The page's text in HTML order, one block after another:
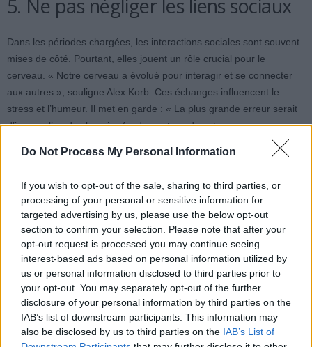
Do Not Process My Personal Information
If you wish to opt-out of the sale, sharing to third parties, or
processing of your personal or sensitive information for
targeted advertising by us, please use the below opt-out
section to confirm your selection. Please note that after your
opt-out request is processed you may continue seeing
interest-based ads based on personal information utilized by
us or personal information disclosed to third parties prior to
your opt-out. You may separately opt-out of the further
disclosure of your personal information by third parties on the
IAB’s list of downstream participants. This information may
also be disclosed by us to third parties on the IAB’s List of
5. Ne pas négliger les liens sociaux
Dans les périodes chargées, les interactions sociales sont souvent
mises de côté. Pourtant, elles jouent un rôle crucial pour le
cerveau. « Notre cerveau a évolué pour interagir et se connecter
aux autres », souligne Alex Korb. Ces échanges influencent le
stress et l’humeur. Il met en garde : « La plus grande erreur serait
d’ignorer l’un des besoins fondamentaux de votre cerveau ».
pilier, pas une pause coupable
Enfin, le repos ne doit pas être considéré comme une perte de
temps ou une faiblesse. Au contraire, il est essentiel pour la
performance mentale. « Parfois, notre cerveau a simplement
besoin d’une pause », rappelle l’expert. Dans une culture qui
valorise la productivité constante, il est important de se donner le
droit de se reposer. N’hésitez pas à prendre de petites pauses
dans votre quotidien.